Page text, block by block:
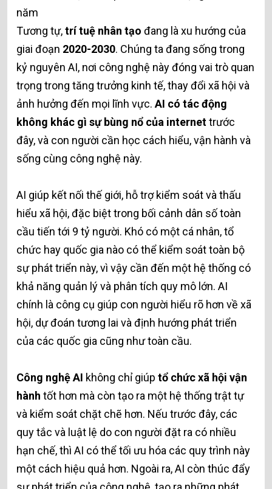
Tương tự,trí tuệ nhân tạo đang là xu hướng của
giai đoạn 2020-2030. Chúng ta đang sống trong
kỷ nguyên AI, nơi công nghệ này đóng vai trò quan
trọng trong tăng trưởng kinh tế, thay đổi xã hội và
ảnh hưởng đến mọi lĩnh vực. AI có tác động
không khác gì sự bùng nổ của internettrước
đây, và con người cần học cách hiểu, vận hành và
sống cùng công nghệ này.
AI giúp kết nối thế giới, hỗ trợ kiểm soát và thấu
hiểu xã hội, đặc biệt trong bối cảnh dân số toàn
cầu tiến tới 9 tỷ người. Khó có một cá nhân, tổ
chức hay quốc gia nào có thể kiểm soát toàn bộ
sự phát triển này, vì vậy cần đến một hệ thống có
khả năng quản lý và phân tích quy mô lớn. AI
chính là công cụ giúp con người hiểu rõ hơn về xã
hội, dự đoán tương lai và định hướng phát triển
của các quốc gia cũng như toàn cầu.
Công nghệ AI không chỉ giúp tổ chức xã hội vận
hành tốt hơn mà còn tạo ra một hệ thống trật tự
và kiểm soát chặt chẽ hơn. Nếu trước đây, các
quy tắc và luật lệ do con người đặt ra có nhiều
hạn chế, thì AI có thể tối ưu hóa các quy trình này
một cách hiệu quả hơn. Ngoài ra, AI còn thúc đẩy